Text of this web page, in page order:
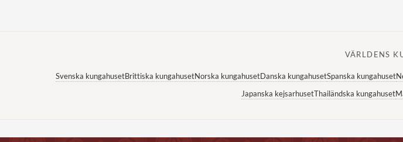
VÄRLDENS
Svenska kungahusetBrittiska kungahusetNorska kungahusetDanska kungahusetSpanska kungahuset
Japanska kejsarhusetThailändska kungahuset